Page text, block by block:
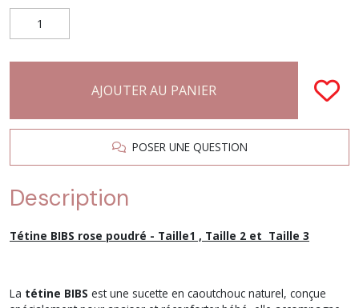
AJOUTER AU PANIER
POSER UNE QUESTION
Description
Tétine BIBS rose poudré - Taille1 , Taille 2 et Taille 3
La tétine BIBS est une sucette en caoutchouc naturel, conçue